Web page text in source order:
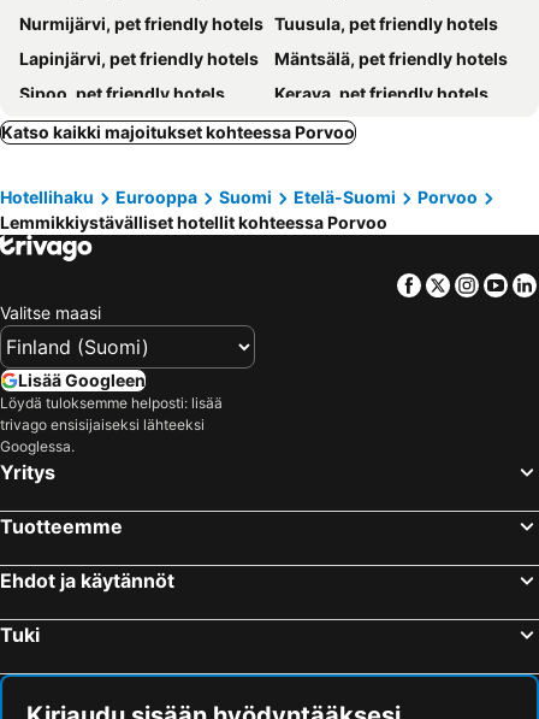
Nurmijärvi, pet friendly hotels Tuusula, pet friendly hotels
Lapinjärvi, pet friendly hotels
Mäntsälä, pet friendly hotels
Sipoo, pet friendly hotels
Kerava, pet friendly hotels
Orimattila, pet friendly hotels
Askola, pet friendly hotels
Katso kaikki majoitukset kohteessa Porvoo
Hotellihaku Eurooppa Suomi Etelä-Suomi
Porvoo
Lemmikkiystävälliset hotellit kohteessa Porvoo
Facebook
Twitter
Valitse maasi
Lisää Googleen
Löydä tuloksemme helposti: lisää
trivago ensisijaiseksi lähteeksi
Googlessa.
Yritys
Tuotteemme
Ehdot ja käytännöt
Tuki